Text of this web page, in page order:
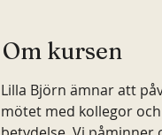
Om kursen
Lilla Björn ämnar att
mötet med kollegor